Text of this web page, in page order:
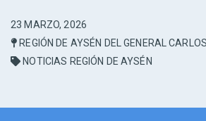
23 MARZO, 2026
REGIÓN DE AYSÉN DEL GENERAL
NOTICIAS REGIÓN DE AYSÉN